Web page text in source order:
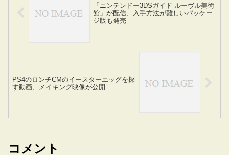
「ニンテンドー3DSガイド ルーヴル美術
館」が配信、入手方法が難しいパッケー
ジ版も発売
PS4のロンチCMのイースターエッグを探
す動画、メイキング映像が公開
コメント